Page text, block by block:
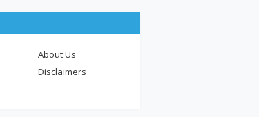
About Us
Disclaimers